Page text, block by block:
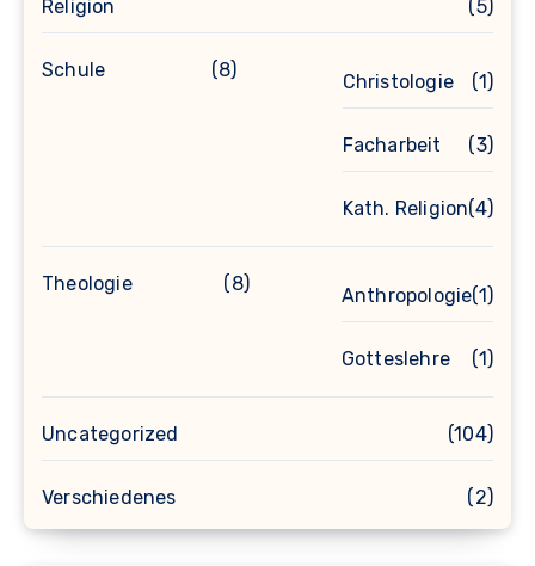
Religion (5)
Schule (8)
Christologie (1)
Facharbeit (3)
Kath. Religion(4)
Theologie (8)
Anthropologie(1)
Gotteslehre (1)
Uncategorized (104)
Verschiedenes (2)